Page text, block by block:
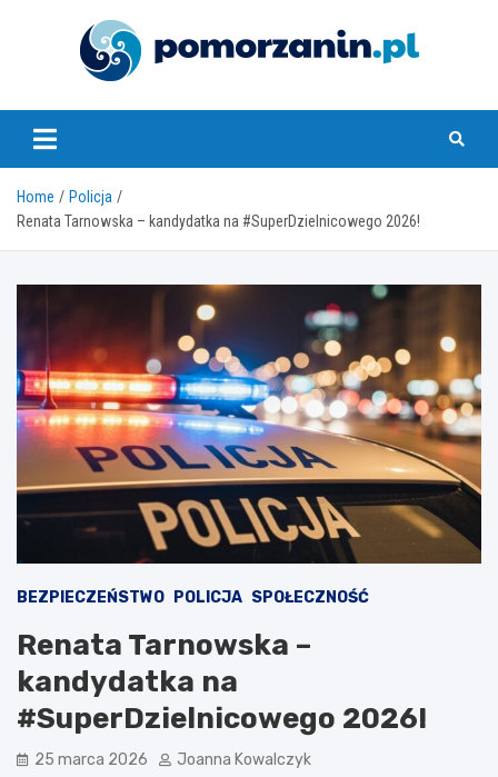
pomorzanin.pl
Home
Policja
Renata Tarnowska – kandydatka na #SuperDzielnicowego 2026!
BEZPIECZEŃSTWO POLICJA SPOŁECZNOŚĆ
Renata Tarnowska –
kandydatka na
#SuperDzielnicowego 2026!
25 marca 2026 Joanna Kowalczyk